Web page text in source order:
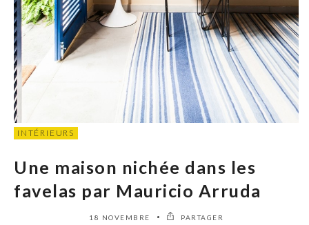
INTÉRIEURS
Une maison nichée dans les
favelas par Mauricio Arruda
18 NOVEMBRE PARTAGER